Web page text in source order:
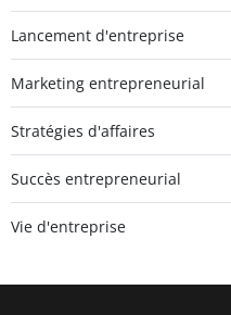
Lancement d'entreprise
Marketing entrepreneurial
Stratégies d'affaires
Succès entrepreneurial
Vie d'entreprise